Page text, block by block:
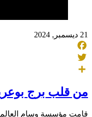
21 ديسمبر, 2024
Facebook
Twitter
من قلب برج
قامت مؤسسة وسام العالم الجزائري في طبعتها 15 بتكريم الباحث مليك معزة، وهو من